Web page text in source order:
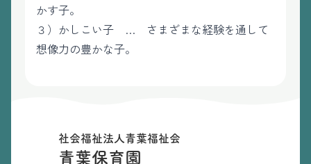
かす子。
３）かしこい子 … さまざまな経験を通して
想像力の豊かな子。
社会福祉法人青葉福祉会
青葉保育園